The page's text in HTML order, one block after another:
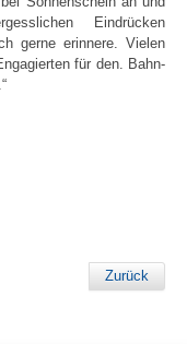
Eindrücken
gerne erinnere. Vielen
für den. Bahn-
Zurück